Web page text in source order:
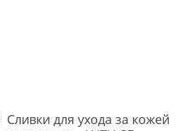
Сливки для ухода за кожей